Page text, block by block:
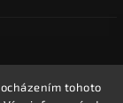
tohoto